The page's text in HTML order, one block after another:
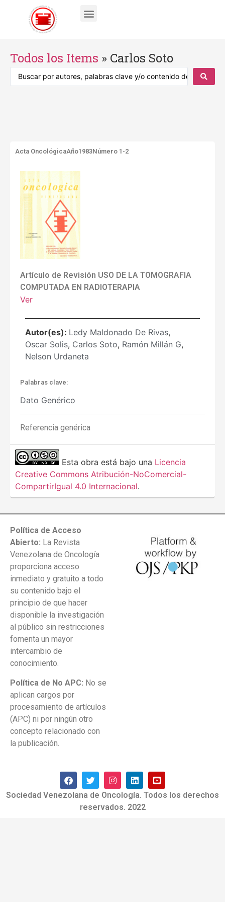
Todos los Items » Carlos Soto
Acta OncológicaAño1983Número 1-2
Artículo de Revisión USO DE LA TOMOGRAFIA
COMPUTADA EN RADIOTERAPIA
Ver
Autor(es): Ledy Maldonado De Rivas,
Oscar Solis, Carlos Soto, Ramón Millán G,
Nelson Urdaneta
Palabras clave:
Dato Genérico
Referencia genérica
Esta obra está bajo una Licencia
Creative Commons Atribución-NoComercial-
CompartirIgual 4.0 Internacional.
Política de Acceso
Abierto: La Revista
Venezolana de Oncología
proporciona acceso
inmediato y gratuito a todo
su contenido bajo el
principio de que hacer
disponible la investigación
al público sin restricciones
fomenta un mayor
intercambio de
conocimiento.
Política de No APC: No se
aplican cargos por
procesamiento de artículos
(APC) ni por ningún otro
concepto relacionado con
la publicación.
Sociedad Venezolana de Oncología. Todos los derechos
reservados. 2022